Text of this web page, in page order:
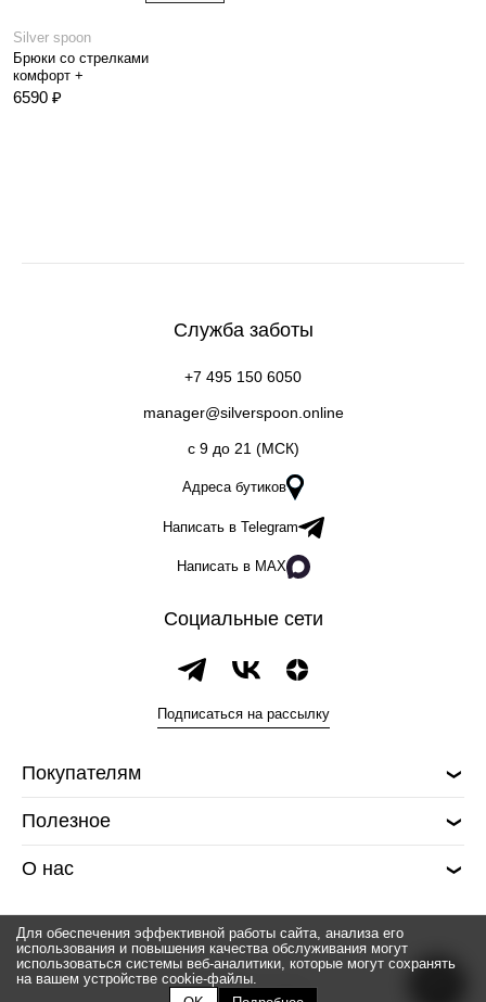
Silver spoon
Брюки со стрелками
комфорт +
6590 ₽
Служба заботы
+7 495 150 6050
manager@silverspoon.online
c 9 до 21 (МСК)
Адреса бутиков
Написать в Telegram
Написать в MAX
Социальные сети
Подписаться на рассылку
Покупателям
Полезное
О нас
© 2026 Silver spoon
Для обеспечения эффективной работы сайта, анализа его
использования и повышения качества обслуживания могут
использоваться системы веб-аналитики, которые могут сохранять
на вашем устройстве cookie-файлы.